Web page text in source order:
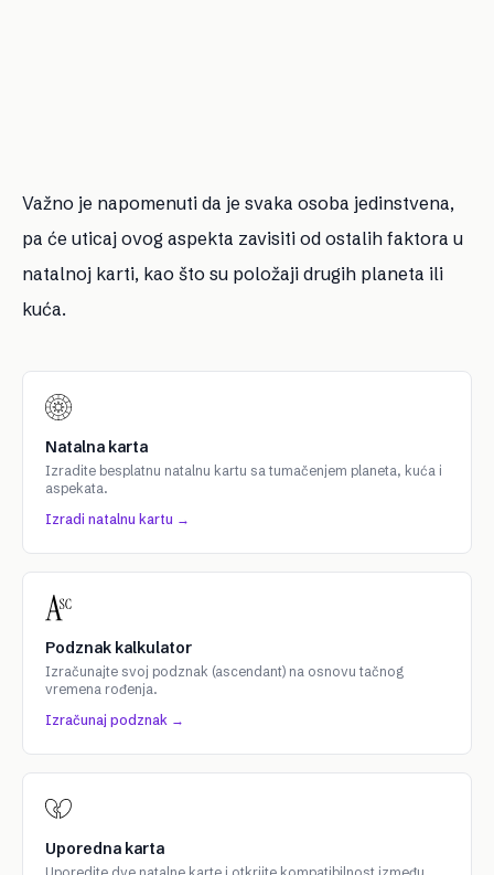
Važno je napomenuti da je svaka osoba jedinstvena,
pa će uticaj ovog aspekta zavisiti od ostalih faktora u
natalnoj karti, kao što su položaji drugih planeta ili
kuća.
Natalna karta
Izradite besplatnu natalnu kartu sa tumačenjem planeta, kuća i
aspekata.
Izradi natalnu kartu →
Podznak kalkulator
Izračunajte svoj podznak (ascendant) na osnovu tačnog
vremena rođenja.
Izračunaj podznak →
Uporedna karta